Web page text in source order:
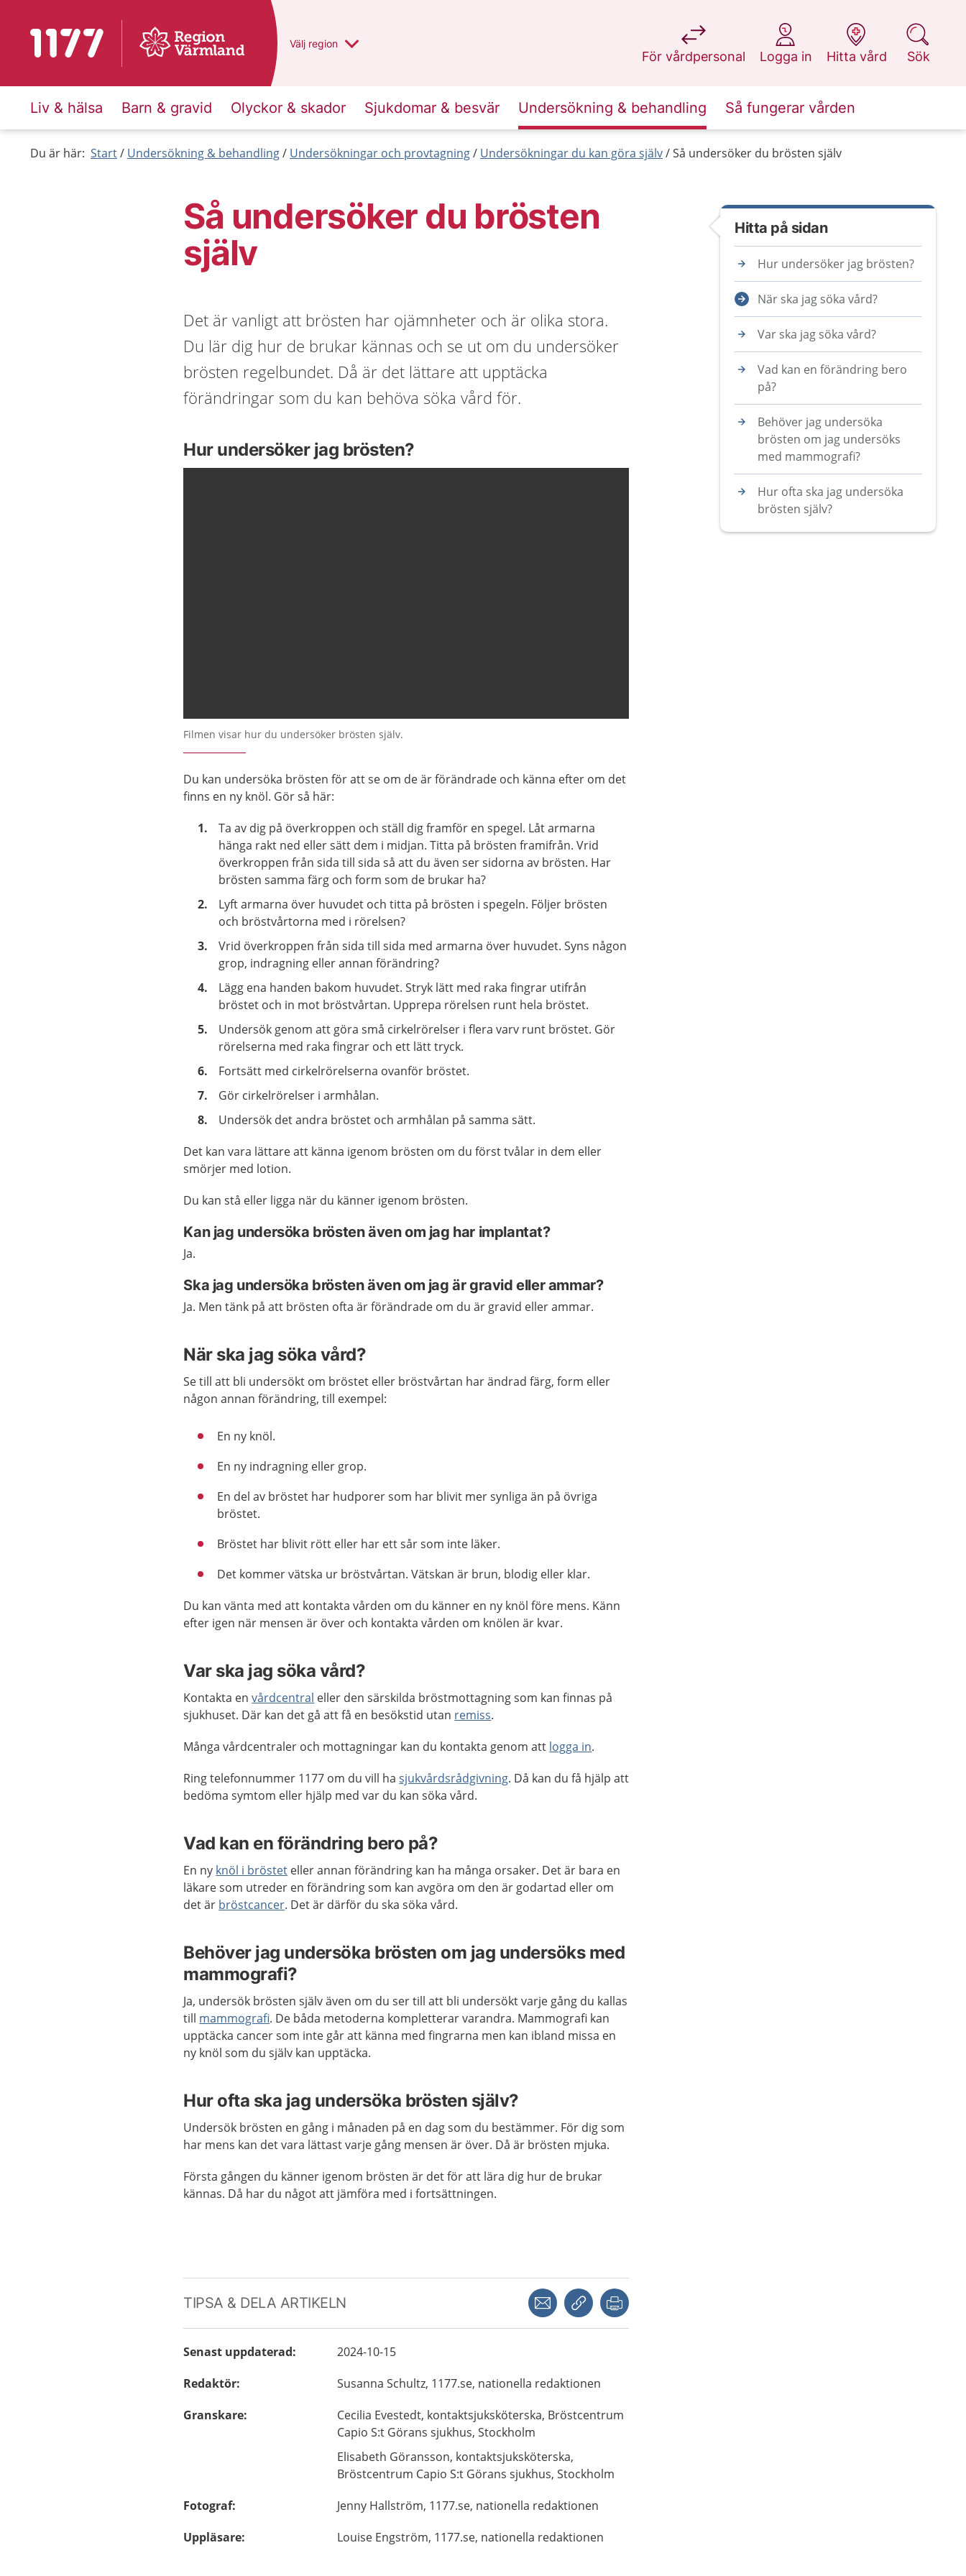
Till startsidan för 1177 Du har valt region
Välj en annan
region
För vårdpersonal
på 1177.se
Logga in
på 1177.se
Hitta vård
på 1177.se
Sök
på 1177.se
Liv & hälsa Barn & gravid Olyckor & skador Sjukdomar & besvär Undersökning & behandling Så fungerar vården
Du är här: Start Undersökning & behandling Undersökningar och provtagning Undersökningar du kan göra själv Så undersöker du brösten själv
Så undersöker du brösten
själv
Det är vanligt att brösten har ojämnheter och är olika stora.
Du lär dig hur de brukar kännas och se ut om du undersöker
brösten regelbundet. Då är det lättare att upptäcka
förändringar som du kan behöva söka vård för.
Hur undersöker jag brösten?
Filmen visar hur du undersöker brösten själv.
Du kan undersöka brösten för att se om de är förändrade och känna efter om det
finns en ny knöl. Gör så här:
Ta av dig på överkroppen och ställ dig framför en spegel. Låt armarna
hänga rakt ned eller sätt dem i midjan. Titta på brösten framifrån. Vrid
överkroppen från sida till sida så att du även ser sidorna av brösten. Har
brösten samma färg och form som de brukar ha?
Lyft armarna över huvudet och titta på brösten i spegeln. Följer brösten
och bröstvårtorna med i rörelsen?
Vrid överkroppen från sida till sida med armarna över huvudet. Syns någon
grop, indragning eller annan förändring?
Lägg ena handen bakom huvudet. Stryk lätt med raka fingrar utifrån
bröstet och in mot bröstvårtan. Upprepa rörelsen runt hela bröstet.
Undersök genom att göra små cirkelrörelser i flera varv runt bröstet. Gör
rörelserna med raka fingrar och ett lätt tryck.
Fortsätt med cirkelrörelserna ovanför bröstet.
Gör cirkelrörelser i armhålan.
Undersök det andra bröstet och armhålan på samma sätt.
Det kan vara lättare att känna igenom brösten om du först tvålar in dem eller
smörjer med lotion.
Du kan stå eller ligga när du känner igenom brösten.
Kan jag undersöka brösten även om jag har implantat?
Ja.
Ska jag undersöka brösten även om jag är gravid eller ammar?
Ja. Men tänk på att brösten ofta är förändrade om du är gravid eller ammar.
När ska jag söka vård?
Se till att bli undersökt om bröstet eller bröstvårtan har ändrad färg, form eller
någon annan förändring, till exempel:
En ny knöl.
En ny indragning eller grop.
En del av bröstet har hudporer som har blivit mer synliga än på övriga
bröstet.
Bröstet har blivit rött eller har ett sår som inte läker.
Det kommer vätska ur bröstvårtan. Vätskan är brun, blodig eller klar.
Du kan vänta med att kontakta vården om du känner en ny knöl före mens. Känn
efter igen när mensen är över och kontakta vården om knölen är kvar.
Var ska jag söka vård?
Kontakta envårdcentral eller den särskilda bröstmottagning som kan finnas på
sjukhuset. Där kan det gå att få en besökstid utan remiss.
Många vårdcentraler och mottagningar kan du kontakta genom att logga in.
Ring telefonnummer 1177 om du vill hasjukvårdsrådgivning. Då kan du få hjälp att
bedöma symtom eller hjälp med var du kan söka vård.
Vad kan en förändring bero på?
En ny knöl i bröstet eller annan förändring kan ha många orsaker. Det är bara en
läkare som utreder en förändring som kan avgöra om den är godartad eller om
det är bröstcancer. Det är därför du ska söka vård.
Behöver jag undersöka brösten om jag undersöks med
mammografi?
Ja, undersök brösten själv även om du ser till att bli undersökt varje gång du kallas
till mammografi. De båda metoderna kompletterar varandra. Mammografi kan
upptäcka cancer som inte går att känna med fingrarna men kan ibland missa en
ny knöl som du själv kan upptäcka.
Hur ofta ska jag undersöka brösten själv?
Undersök brösten en gång i månaden på en dag som du bestämmer. För dig som
har mens kan det vara lättast varje gång mensen är över. Då är brösten mjuka.
Första gången du känner igenom brösten är det för att lära dig hur de brukar
kännas. Då har du något att jämföra med i fortsättningen.
TIPSA & DELA ARTIKELN Dela via mejlKopiera länk
Senast uppdaterad:
2024-10-15
Redaktör: Susanna Schultz, 1177.se, nationella redaktionen
Granskare: Cecilia Evestedt, kontaktsjuksköterska, Bröstcentrum
Capio S:t Görans sjukhus, Stockholm
Elisabeth Göransson, kontaktsjuksköterska,
Bröstcentrum Capio S:t Görans sjukhus, Stockholm
Fotograf: Jenny Hallström, 1177.se, nationella redaktionen
Uppläsare: Louise Engström, 1177.se, nationella redaktionen
Hitta på sidan
Hur undersöker jag brösten?
När ska jag söka vård?
Var ska jag söka vård?
Vad kan en förändring bero
på?
Behöver jag undersöka
brösten om jag undersöks
med mammografi?
Hur ofta ska jag undersöka
brösten själv?